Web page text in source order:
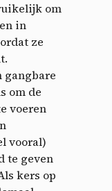
om
in
ze
gangbare
om de
voeren
vooral)
te geven
kers op